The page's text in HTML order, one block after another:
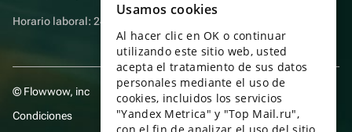
Horario laboral: 24 horas
© Flowwow, inc
Condiciones
ENGLISH
UKRAINIAN
PORTUGUESE
SPANISH
Usamos cookies
Al hacer clic en OK o continuar
utilizando este sitio web, usted
acepta el tratamiento de sus datos
personales mediante el uso de
cookies, incluidos los servicios
"Yandex Metrica" y "Top Mail.ru",